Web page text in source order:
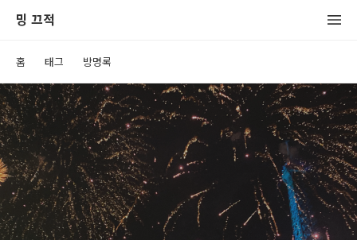
밍 끄적
홈 태그 방명록